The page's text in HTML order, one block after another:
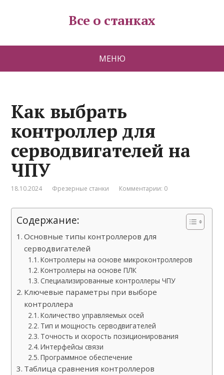
Все о станках
МЕНЮ
Как выбрать
контроллер для
серводвигателей на
ЧПУ
18.10.2024 Фрезерные станки Комментарии: 0
Содержание:
Основные типы контроллеров для
серводвигателей
Контроллеры на основе микроконтроллеров
Контроллеры на основе ПЛК
Специализированные контроллеры ЧПУ
Ключевые параметры при выборе
контроллера
Количество управляемых осей
Тип и мощность серводвигателей
Точность и скорость позиционирования
Интерфейсы связи
Программное обеспечение
Таблица сравнения контроллеров